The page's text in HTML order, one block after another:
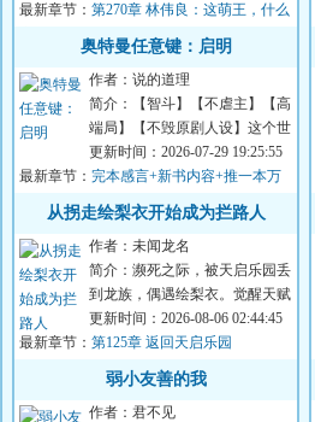
魂，住进一具幼小...
最新章节： 第270章 林伟良：这萌王，什么
奥特曼任意键：启明
作者：说的道理
简介：【智斗】【不虐主】【高
端局】【不毁原剧人设】这个世
界，防卫队由各种重量级成员构
成:总监城府深...
更新时间：2026-07-29 19:25:55
最新章节： 完本感言+新书内容+推一本万
订骑士文《谁让他当假面骑士的！》
从拐走绘梨衣开始成为拦路人
作者：未闻龙名
简介：濒死之际，被天启乐园丢
到龙族，偶遇绘梨衣。觉醒天赋
【拦路人】。绘梨衣：“你也要
过马路吗？”关...
更新时间：2026-08-06 02:44:45
最新章节： 第125章 返回天启乐园
弱小友善的我
作者：君不见